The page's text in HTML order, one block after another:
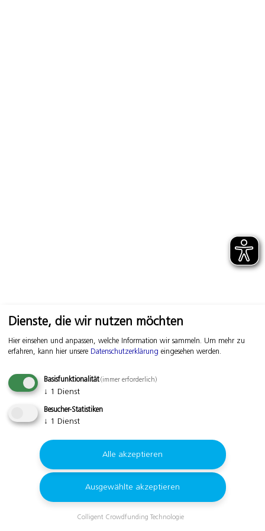
Dienste, die wir nutzen möchten
Hier einsehen und anpassen, welche Information wir sammeln. Um mehr zu
erfahren, kann hier unsere Datenschutzerklärung eingesehen werden.
Basisfunktionalität (immer erforderlich)
↓ 1 Dienst
Besucher-Statistiken
↓ 1 Dienst
Ausgewählte akzeptieren
Alle akzeptieren
Colligent Crowdfunding Technologie